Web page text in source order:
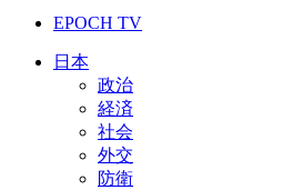
EPOCH TV
日本
政治
経済
社会
外交
防衛